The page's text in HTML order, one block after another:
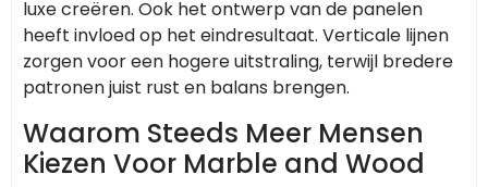
luxe creëren. Ook het ontwerp van de panelen
heeft invloed op het eindresultaat. Verticale lijnen
zorgen voor een hogere uitstraling, terwijl bredere
patronen juist rust en balans brengen.
Waarom Steeds Meer Mensen
Kiezen Voor Marble and Wood